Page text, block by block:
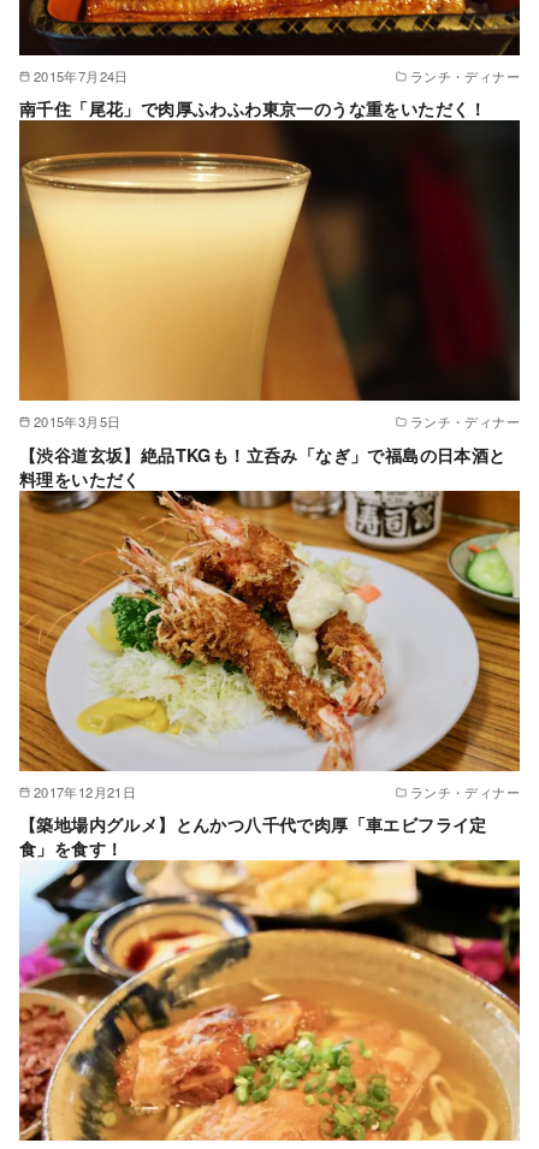
2015年7月24日 ランチ・ディナー
南千住「尾花」で肉厚ふわふわ東京一のうな重をいただく！
2015年3月5日 ランチ・ディナー
【渋谷道玄坂】絶品TKGも！立呑み「なぎ」で福島の日本酒と
料理をいただく
2017年12月21日 ランチ・ディナー
【築地場内グルメ】とんかつ八千代で肉厚「車エビフライ定
食」を食す！